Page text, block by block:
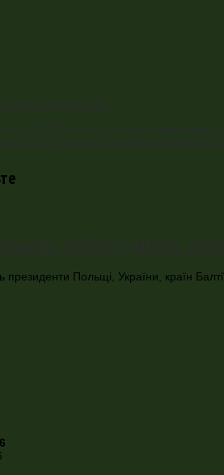
президенти Польщі, України, країн